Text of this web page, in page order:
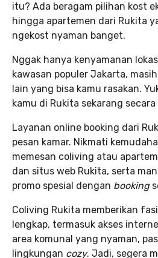
itu? Ada beragam pilihan kost
hingga apartemen dari Rukita
ngekost nyaman banget.
Nggak hanya kenyamanan
kawasan populer Jakarta,
lain yang bisa kamu rasakan.
kamu di Rukita sekarang secara
Layanan online booking dari
pesan kamar. Nikmati
memesan coliving atau
dan situs web Rukita, serta
promo spesial dengan booking
Coliving Rukita memberikan
lengkap, termasuk akses
area komunal yang nyaman,
lingkungan cozy. Jadi, segera